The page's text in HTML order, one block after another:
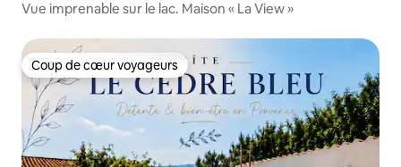
Vue imprenable sur le lac. Maison « La View »
Coup de cœur voyageurs
Coup de cœur voyageurs